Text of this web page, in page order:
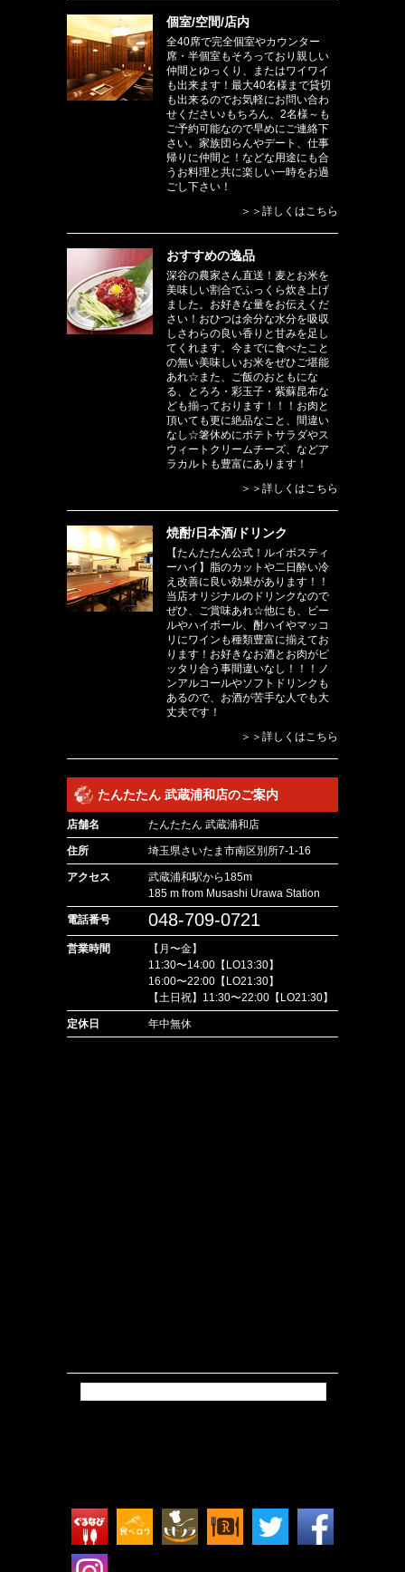
個室/空間/店内
全40席で完全個室やカウンター
席・半個室もそろっており親しい
仲間とゆっくり、またはワイワイ
も出来ます！最大40名様まで貸切
も出来るのでお気軽にお問い合わ
せください♪もちろん、2名様～も
ご予約可能なので早めにご連絡下
さい。家族団らんやデート、仕事
帰りに仲間と！などな用途にも合
うお料理と共に楽しい一時をお過
ごし下さい！
＞＞詳しくはこちら
おすすめの逸品
深谷の農家さん直送！麦とお米を
美味しい割合でふっくら炊き上げ
ました。お好きな量をお伝えくだ
さい！おひつは余分な水分を吸収
しさわらの良い香りと甘みを足し
てくれます。今までに食べたこと
の無い美味しいお米をぜひご堪能
あれ☆また、ご飯のおともにな
る、とろろ・彩玉子・紫蘇昆布な
ども揃っております！！！お肉と
頂いても更に絶品なこと、間違い
なし☆箸休めにポテトサラダやス
ウィートクリームチーズ、などア
ラカルトも豊富にあります！
＞＞詳しくはこちら
焼酎/日本酒/ドリンク
【たんたたん公式！ルイボスティ
ーハイ】脂のカットや二日酔い冷
え改善に良い効果があります！！
当店オリジナルのドリンクなので
ぜひ、ご賞味あれ☆他にも、ビー
ルやハイボール、酎ハイやマッコ
リにワインも種類豊富に揃えてお
ります！お好きなお酒とお肉がピ
ッタリ合う事間違いなし！！！ノ
ンアルコールやソフトドリンクも
あるので、お酒が苦手な人でも大
丈夫です！
＞＞詳しくはこちら
たんたたん 武蔵浦和店のご案内
店舗名 たんたたん 武蔵浦和店
住所 埼玉県さいたま市南区別所7-1-16
アクセス
武蔵浦和駅から185m
185 m from Musashi Urawa Station
電話番号 048-709-0721
営業時間
【月〜金】
11:30〜14:00【LO13:30】
16:00〜22:00【LO21:30】
【土日祝】11:30〜22:00【LO21:30】
定休日 年中無休